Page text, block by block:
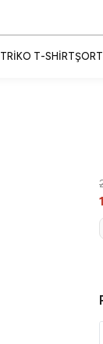
TRIKO T-SHIRTŞORT